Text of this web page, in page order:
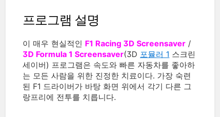
프로그램 설명
이 매우 현실적인 F1 Racing 3D Screensaver /
3D Formula 1 Screensaver(3D 포뮬러 1 스크린
세이버) 프로그램은 속도와 빠른 자동차를 좋아하
는 모든 사람을 위한 진정한 치료이다. 가장 숙련
된 F1 드라이버가 바탕 화면 위에서 각기 다른 그
랑프리에 전투를 치릅니다.